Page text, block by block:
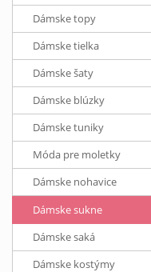
Dámske topy
Dámske tielka
Dámske šaty
Dámske blúzky
Dámske tuniky
Móda pre moletky
Dámske nohavice
Dámske sukne
Dámske saká
Dámske kostýmy